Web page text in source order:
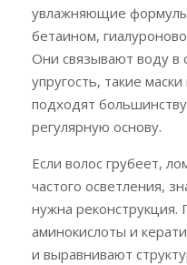
увлажняющие
бетаином,
Они связывают воду
упругость, такие
подходят
регулярную основу.
Если волос грубеет,
частого осветления,
нужна
аминокислоты и
и выравнивают